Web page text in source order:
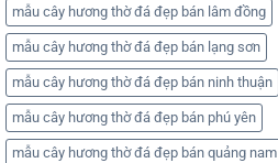
mẫu cây hương thờ đá đẹp bán lâm đồng
mẫu cây hương thờ đá đẹp bán lạng sơn
mẫu cây hương thờ đá đẹp bán ninh thuận
mẫu cây hương thờ đá đẹp bán phú yên
mẫu cây hương thờ đá đẹp bán quảng nam